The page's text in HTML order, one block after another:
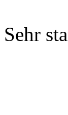
Sehr